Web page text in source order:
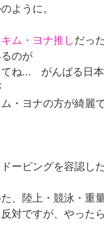
ように。
キム・ヨナ推しだっ
のが
てね... がんばる日
・ヨナの方が綺麗
ーピングを容認し
、陸上・競泳・重
対ですが、やった